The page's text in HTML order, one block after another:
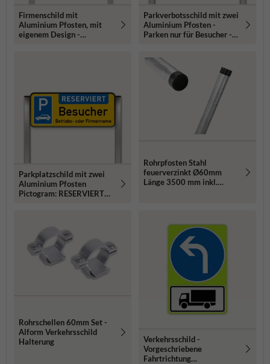
Firmenschild mit
Aluminium Pfosten, mit
eigenem Design -
Parkverbotsschild mit zwei
Aluminium Pfosten -
Parken nur für Besucher -
Parkplatzschild mit zwei
Aluminium Pfosten
Pictogram: RESERVIERT
Rohrpfosten Stahl
feuerverzinkt Ø60mm
Länge 3500 mm inkl.
Rohrschellen 60mm Set -
Alform Verkehrsschild
Halterung
Verkehrsschild -
Vorgeschriebene
Fahrtrichtung